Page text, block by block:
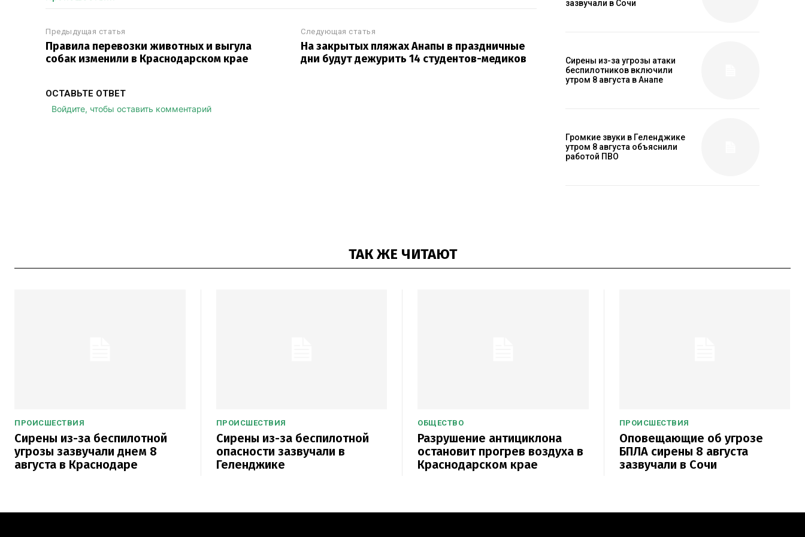
Предыдущая статья
Правила перевозки животных и выгула
собак изменили в Краснодарском крае
Следующая статья
На закрытых пляжах Анапы в праздничные
дни будут дежурить 14 студентов-медиков
ОСТАВЬТЕ ОТВЕТ
Войдите, чтобы оставить комментарий
зазвучали в Сочи
Сирены из-за угрозы атаки
беспилотников включили
утром 8 августа в Анапе
Громкие звуки в Геленджике
утром 8 августа объяснили
работой ПВО
ТАК ЖЕ ЧИТАЮТ
ПРОИСШЕСТВИЯ
Сирены из-за беспилотной
угрозы зазвучали днем 8
августа в Краснодаре
ПРОИСШЕСТВИЯ
Сирены из-за беспилотной
опасности зазвучали в
Геленджике
ОБЩЕСТВО
Разрушение антициклона
остановит прогрев воздуха в
Краснодарском крае
ПРОИСШЕСТВИЯ
Оповещающие об угрозе
БПЛА сирены 8 августа
зазвучали в Сочи